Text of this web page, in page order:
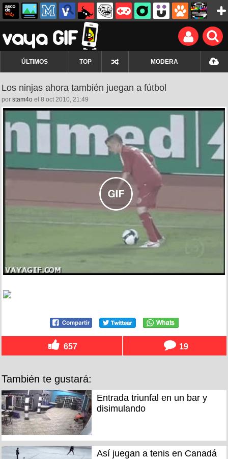
ÚLTIMOS TOP MODERA
Los ninjas ahora también juegan a fútbol
por stam4o el 8 oct 2010, 21:49
657 19
También te gustará:
Entrada triunfal en un bar y
disimulando
Así juegan a tenis en Canadá